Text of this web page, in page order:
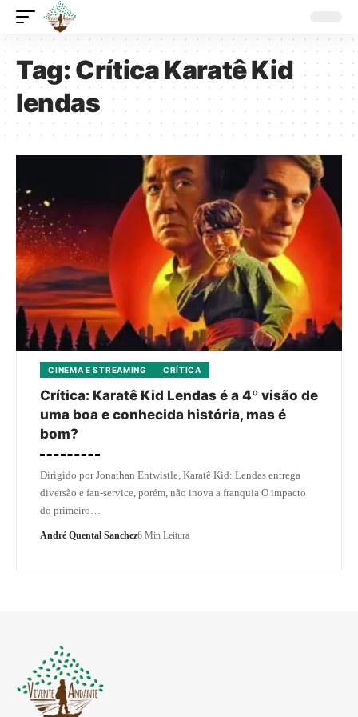
Tag:Crítica Karatê Kid
lendas
CINEMA E STREAMING CRÍTICA
Crítica: Karatê Kid Lendas é a 4º visão de
uma boa e conhecida história, mas é
bom?
Dirigido por Jonathan Entwistle, Karatê Kid: Lendas entrega
diversão e fan-service, porém, não inova a franquia O impacto
do primeiro…
André Quental Sanchez6 Min Leitura